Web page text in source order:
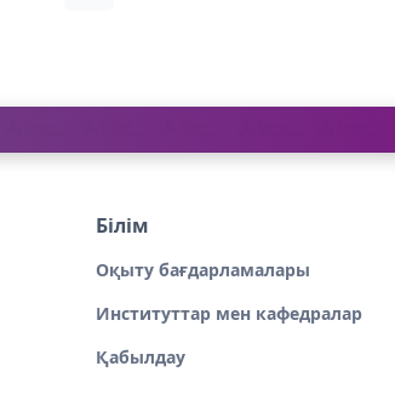
Білім
Оқыту бағдарламалары
Институттар мен кафедралар
Қабылдау